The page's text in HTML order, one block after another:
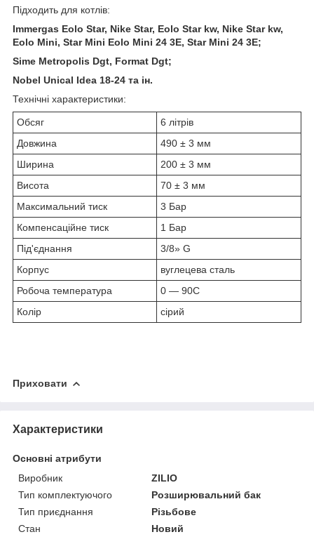
Підходить для котлів:
Immergas Eolo Star, Nike Star, Eolo Star kw, Nike Star kw,
Eolo Mini, Star Mini Eolo Mini 24 3E, Star Mini 24 3E;
Sime Metropolis Dgt, Format Dgt;
Nobel Unical Idea 18-24 та ін.
Технічні характеристики:
Обсяг
6 літрів
Довжина
490 ± 3 мм
Ширина
200 ± 3 мм
Висота
70 ± 3 мм
Максимальний тиск
3 Бар
Компенсаційне тиск
1 Бар
Під'єднання
3/8» G
Корпус
вуглецева сталь
Робоча температура
0 — 90С
Колір
сірий
Приховати
Характеристики
Основні атрибути
Виробник
ZILIO
Тип комплектуючого
Розширювальний бак
Тип приєднання
Різьбове
Стан
Новий